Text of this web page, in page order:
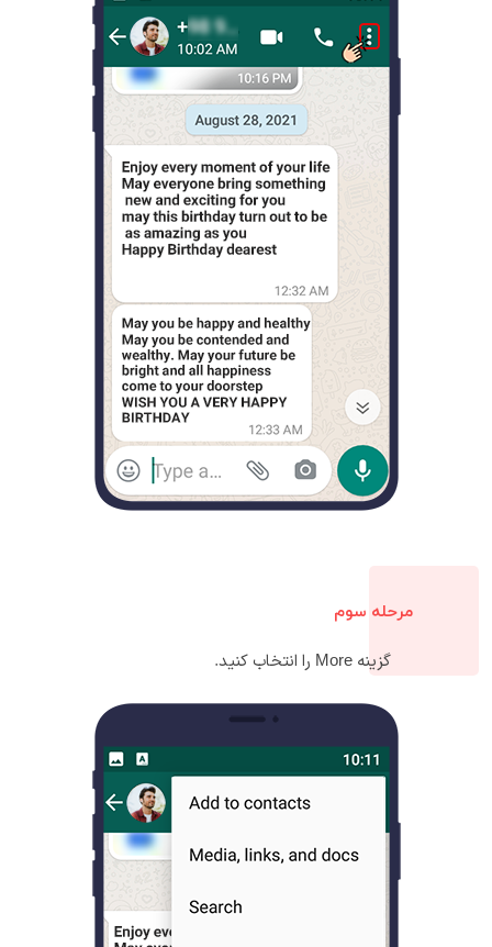
مرحله سوم
گزینه More را انتخاب کنید.